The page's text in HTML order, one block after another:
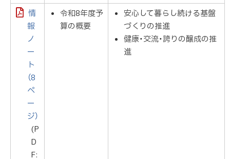
情
報
ノ
ー
ト
（8
ペ
ー
ジ）
(P
D
F:
令和8年度予
算の概要
安心して暮らし続ける基盤
づくりの推進
健康・交流・誇りの醸成の推
進